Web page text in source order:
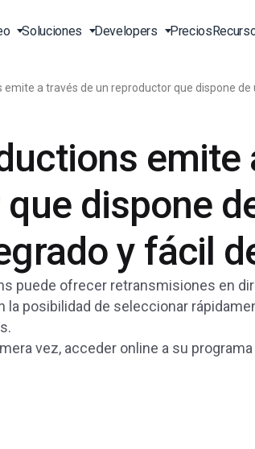
de Transmisión en
de Video en Línea
(OTT)
Demanda(VBD)
Entrega de Contenidos
China
Reproductor de Video
Soluciones de Entrega
Todo el Mundo
Galería de Videos Expo
de Vídeos en
Análisis de Video
Monetización de Video
Soluciones
de Deportes en
en Vivo
y Publicación
Video para Profesionales
Marketing
de
Municipalidades
de Educación y
Agencias Creativas
Músicos
Developers
de Video API
Documentation EN
Transcodificación de
Transmisión de Pago por
Visión
Carga de Video Segura
Precios
Caso EN
Soporte Telefónico EN
Servicios Profesionales
EN
Sobre Nosotros EN
Oportunidades Laborales
Aliados EN
Contáctenos
emite a través de un reproductor que dispone
emite
dispone
y fácil
puede ofrecer retransmisiones en
la posibilidad de seleccionar
vez, acceder online a su